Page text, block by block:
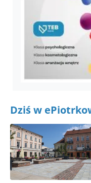
Dziś w